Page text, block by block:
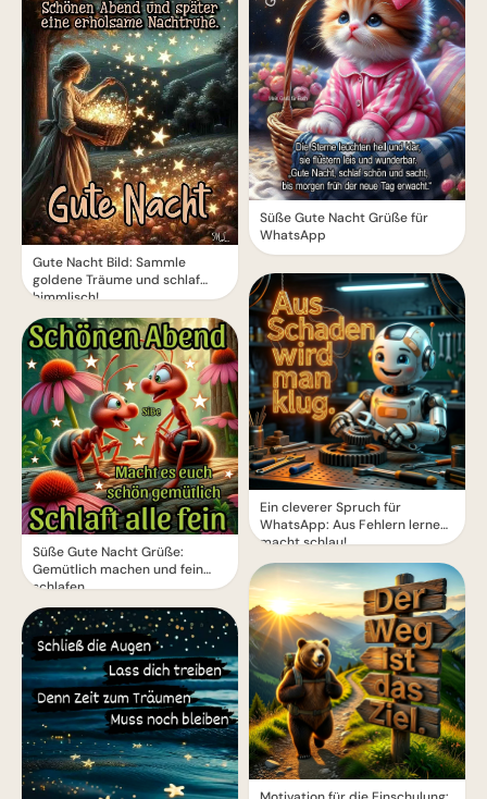
Gute Nacht Bild: Sammle
goldene Träume und schlaf
himmlisch!
Süße Gute Nacht Grüße:
Gemütlich machen und fein
schlafen
Süße Gute Nacht Grüße für
WhatsApp
Ein cleverer Spruch für
WhatsApp: Aus Fehlern lernen
macht schlau!